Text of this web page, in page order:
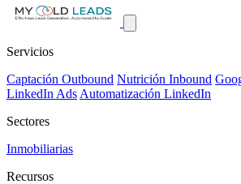
Servicios
Captación Outbound Nutrición Inbound
LinkedIn Ads Automatización LinkedIn
Sectores
Inmobiliarias
Recursos